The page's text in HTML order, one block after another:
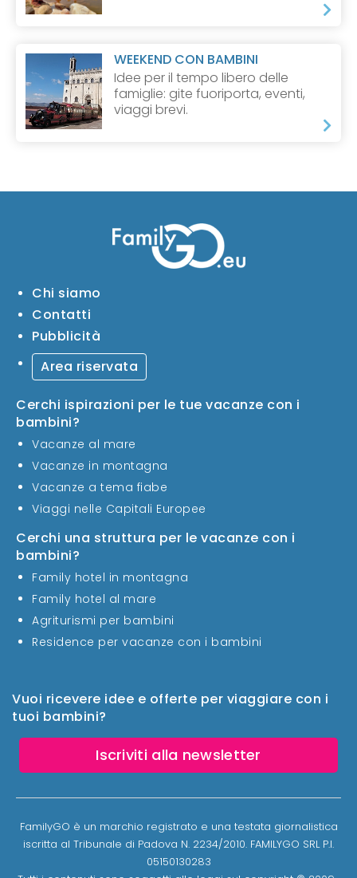
WEEKEND CON BAMBINI
Idee per il tempo libero delle
famiglie: gite fuoriporta, eventi,
viaggi brevi.
Vuoi ricevere idee e offerte per viaggiare con i
tuoi bambini?
Iscriviti alla newsletter
Chi siamo
Contatti
Pubblicità
Area riservata
Cerchi ispirazioni per le tue vacanze con i
bambini?
Vacanze al mare
Vacanze in montagna
Vacanze a tema fiabe
Viaggi nelle Capitali Europee
Cerchi una struttura per le vacanze con i
bambini?
Family hotel in montagna
Family hotel al mare
Agriturismi per bambini
Residence per vacanze con i bambini
FamilyGO è un marchio registrato e una testata giornalistica
iscritta al Tribunale di Padova N. 2234/2010. FAMILYGO SRL P.I.
05150130283